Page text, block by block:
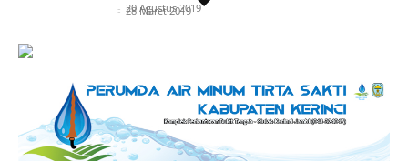
- 20 Agustus 2019
- 28 Maret 2019